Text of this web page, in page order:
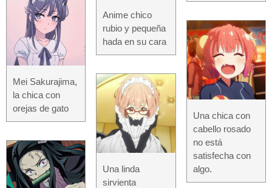
Mei Sakurajima,
la chica con
orejas de gato
Anime chico
rubio y pequeña
hada en su cara
Una linda
sirvienta
Una chica con
cabello rosado
no está
satisfecha con
algo.